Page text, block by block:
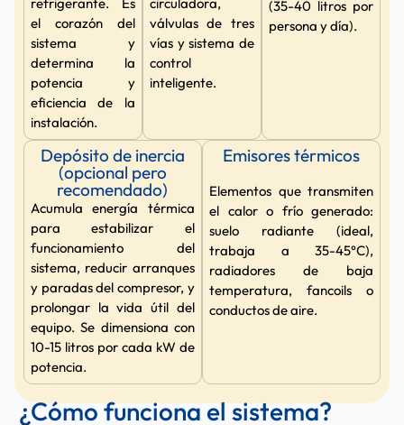
el corazón del
sistema y
determina la
potencia y
eficiencia de la
instalación.
válvulas de tres
vías y sistema de
control
inteligente.
(35-40 litros por
persona y día).
Depósito de inercia
(opcional pero
recomendado)
Acumula energía térmica
para estabilizar el
funcionamiento del
sistema, reducir arranques
y paradas del compresor, y
prolongar la vida útil del
equipo. Se dimensiona con
10-15 litros por cada kW de
potencia.
Emisores térmicos
Elementos que transmiten
el calor o frío generado:
suelo radiante (ideal,
trabaja a 35-45°C),
radiadores de baja
temperatura, fancoils o
conductos de aire.
¿Cómo funciona el sistema?